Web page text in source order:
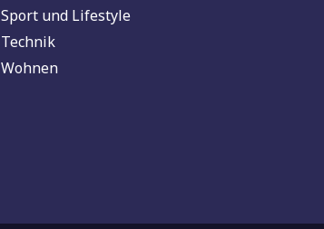
Sport und Lifestyle
Technik
Wohnen